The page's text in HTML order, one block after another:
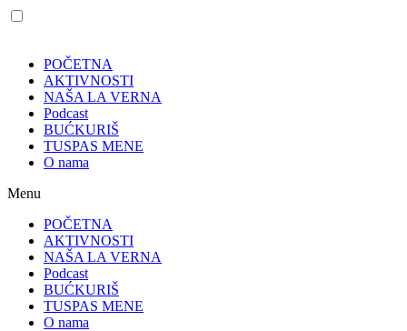
POČETNA
AKTIVNOSTI
NAŠA LA VERNA
Podcast
BUĆKURIŠ
TUSPAS MENE
O nama
Menu
POČETNA
AKTIVNOSTI
NAŠA LA VERNA
Podcast
BUĆKURIŠ
TUSPAS MENE
O nama